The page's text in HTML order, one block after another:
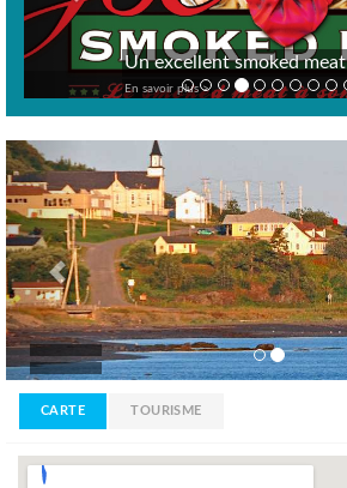
Un excellent smoked meat
En savoir plus >
Previous
CARTE TOURISME